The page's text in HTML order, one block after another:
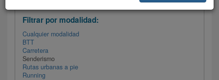
Filtrar por modalidad:
Cualquier modalidad
BTT
Carretera
Senderismo
Rutas urbanas a pie
Running